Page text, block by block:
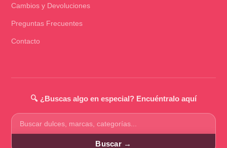
Cambios y Devoluciones
Preguntas Frecuentes
Contacto
🔍 ¿Buscas algo en especial? Encuéntralo aquí
Buscar
productos
Buscar →